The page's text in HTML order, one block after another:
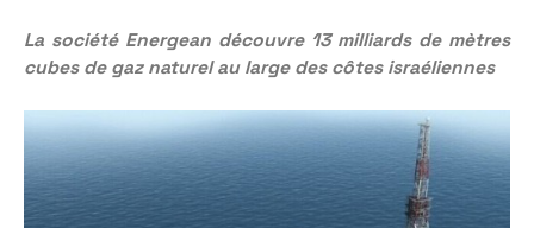
La société Energean découvre 13 milliards de mètres
cubes de gaz naturel au large des côtes israéliennes